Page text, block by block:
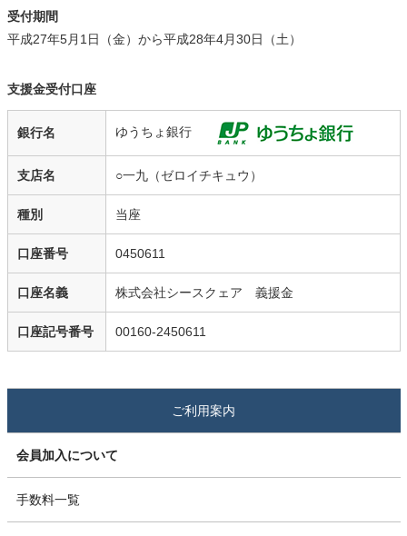
受付期間
平成27年5月1日（金）から平成28年4月30日（土）
支援金受付口座
銀行名 ゆうちょ銀行
支店名 ○一九（ゼロイチキュウ）
種別 当座
口座番号 0450611
口座名義 株式会社シースクェア 義援金
口座記号番号 00160-2450611
ご利用案内
会員加入について
手数料一覧